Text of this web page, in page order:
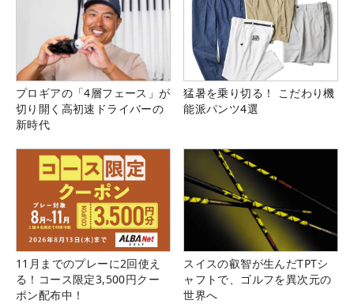
プロギアの「4層フェース」が
切り開く高初速ドライバーの
新時代
猛暑を乗り切る！ こだわり機
能派パンツ4選
11月までのプレーに2回使え
る！コース限定3,500円クー
ポン配布中！
スイスの叡智が生んだTPTシ
ャフトで、ゴルフを異次元の
世界へ